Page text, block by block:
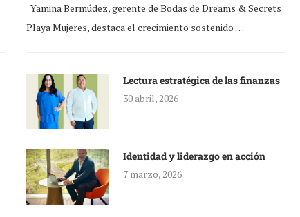
Yamina Bermúdez, gerente de Bodas de Dreams & Secrets
Playa Mujeres, destaca el crecimiento sostenido …
Lectura estratégica de las finanzas
30 abril, 2026
Identidad y liderazgo en acción
7 marzo, 2026